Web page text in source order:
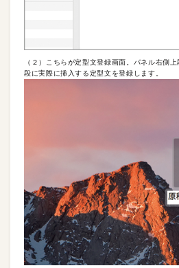
（２）こちらが定型文登録画面。パネル右側
段に実際に挿入する定型文を登録します。